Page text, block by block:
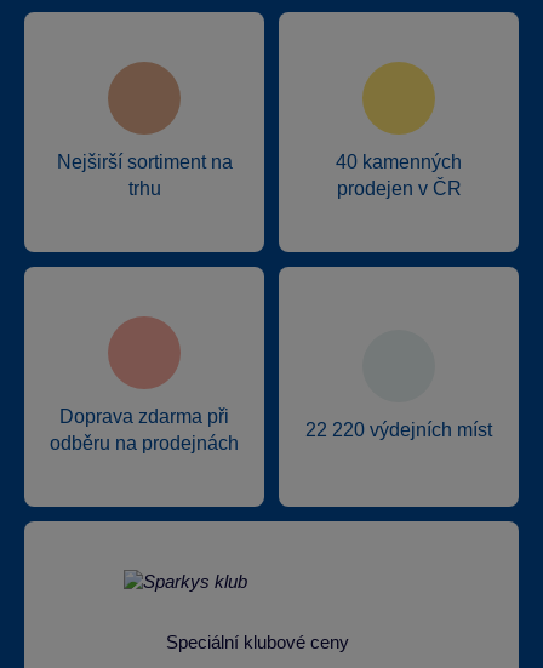
Nejširší sortiment na
trhu
40 kamenných
prodejen v ČR
Doprava zdarma při
odběru na prodejnách
22 220 výdejních míst
Speciální klubové ceny